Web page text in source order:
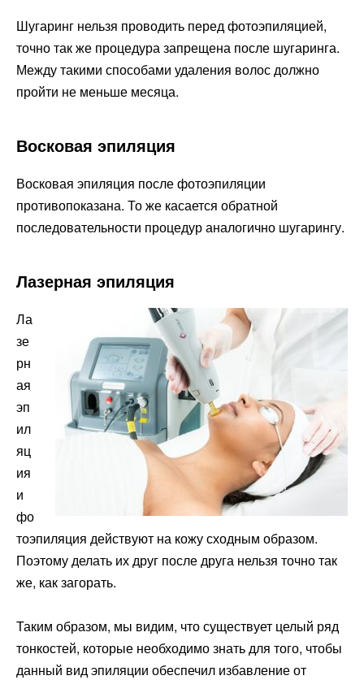
Шугаринг нельзя проводить перед фотоэпиляцией,
точно так же процедура запрещена после шугаринга.
Между такими способами удаления волос должно
пройти не меньше месяца.
Восковая эпиляция
Восковая эпиляция после фотоэпиляции
противопоказана. То же касается обратной
последовательности процедур аналогично шугарингу.
Лазерная эпиляция
Ла
зе
рн
ая
эп
ил
яц
ия
и
фо
тоэпиляция действуют на кожу сходным образом.
Поэтому делать их друг после друга нельзя точно так
же, как загорать.
Таким образом, мы видим, что существует целый ряд
тонкостей, которые необходимо знать для того, чтобы
данный вид эпиляции обеспечил избавление от